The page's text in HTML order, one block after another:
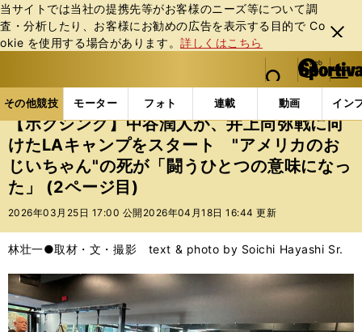
当サイトでは当社の提携先等がお客様のニーズ等について調
査・分析したり、お客様にお勧めの広告を表⽰する⽬的で Co
okie を使⽤する場合があります。詳しくはこちら
閉じ
る
web Sportiva (webスポルティーバ)
検索
マイペ
ー
ジ
メニュ
その他競技 モーター フォト 連載 動画 イン
ス
ポ
ル
テ
ィ
ー
バ
その他競技の記事一覧 格闘技 ボクシング 【ボ
【ボクシング】中谷潤人が、井上尚弥戦に向
けたLAキャンプをスタート "アメリカのお
じいちゃん"の死が「闘うひとつの意味になっ
た」 (2ページ目)
2026年03月25日 17:00 公開 2026年04月18日 16:44 更新
林壮一●取材・文・撮影 text & photo by Soichi Hayashi Sr.